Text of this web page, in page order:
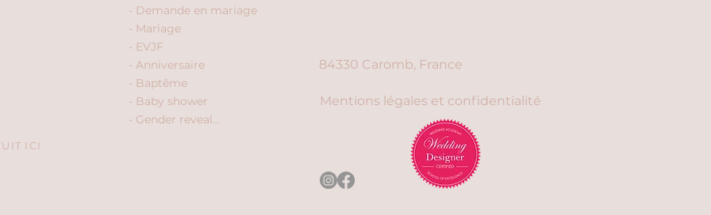
ICI
- Demande en mariage
- Mariage
- EVJF
- Anniversaire
- Baptême
- Baby shower
- Gender reveal...
84330 Caromb, France
Mentions légales et confidentialité